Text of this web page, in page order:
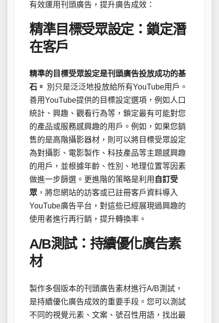
有效運用刊頭廣告，提升廣告成效：
精準目標受眾設定：鎖定潛
在客戶
精準的目標受眾設定是刊頭廣告投放成功的基
石。 別只是泛泛地投放給所有YouTube用戶。
善用YouTube提供的目標設定選項，例如人口
統計、興趣、觀看行為等，鎖定最有可能對您
的產品或服務感興趣的用戶。例如，如果您銷
售的是高階攝影器材，則可以將目標受眾設定
為對攝影、電影製作、科技產品等主題感興趣
的用戶，並根據年齡、性別、地理位置等因素
做進一步篩選。更進階的策略是利用 自訂受
眾 ，將您網站的訪客或已註冊客戶資料導入
YouTube廣告平台，對這些已經展現過興趣的
使用者進行再行銷，提升轉換率。
A/B測試：持續優化廣告素
材
製作多個版本的刊頭廣告素材進行A/B測試，
是持續優化廣告成效的重要手段。您可以測試
不同的視覺元素、文案、號召性用語，找出最